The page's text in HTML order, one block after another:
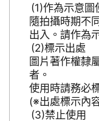
作為示意圖
隨拍攝時期不
出入。請作為
標示出處
圖片著作權隸
者。
使用時請務必
(※出處標示內
禁止使用